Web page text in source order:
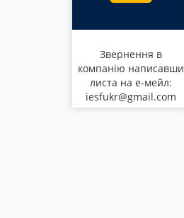
Звернення в
компанію написавши
листа на е-мейл:
iesfukr@gmail.com